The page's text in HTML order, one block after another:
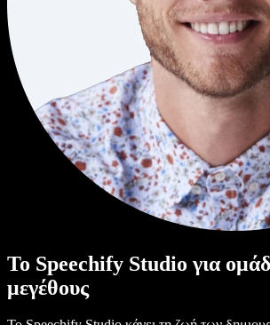
Το Speechify Studio για
μεγέθους